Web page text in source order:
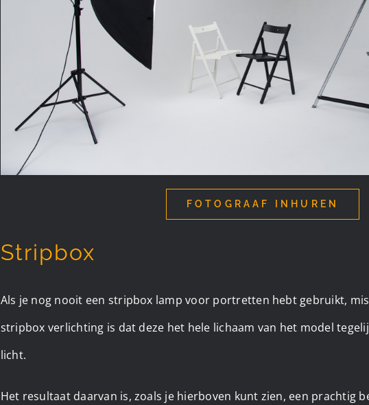
FOTOGRAAF INHUREN
Stripbox
Als je nog nooit een stripbox lamp voor portretten hebt gebruikt,
stripbox verlichting is dat deze het hele lichaam van het model
licht.
Het resultaat daarvan is, zoals je hierboven kunt zien, een prachtig